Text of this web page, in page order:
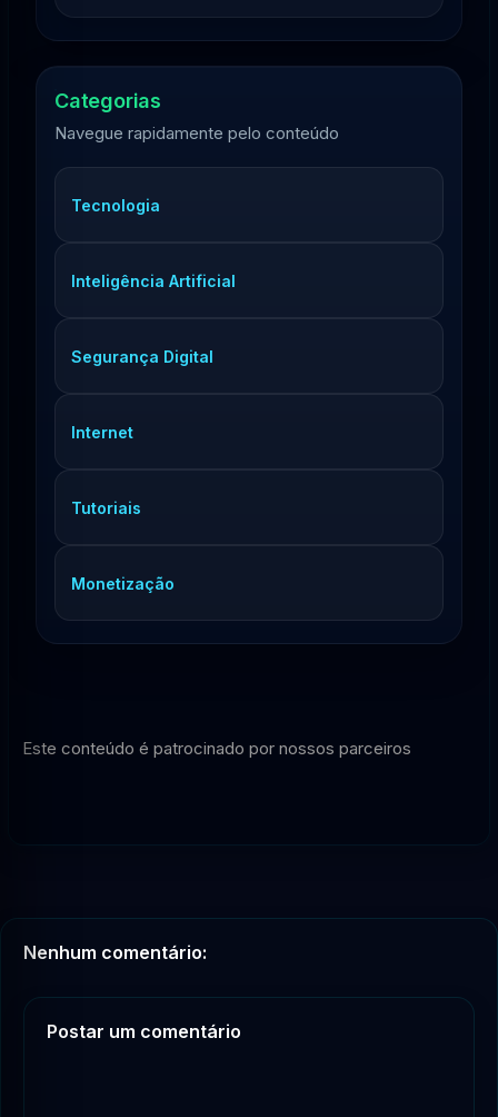
Categorias
Navegue rapidamente pelo conteúdo
Tecnologia
Inteligência Artificial
Segurança Digital
Internet
Tutoriais
Monetização
Este conteúdo é patrocinado por nossos parceiros
Nenhum comentário:
Postar um comentário